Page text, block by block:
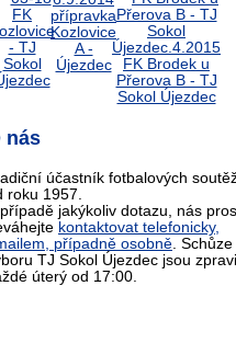
nás
účastník fotbalových
roku 1957.
jakýkoliv dotazu, nás
kontaktovat telefonicky,
případně osobně. Schůze
TJ Sokol Újezdec jsou
úterý od 17:00.